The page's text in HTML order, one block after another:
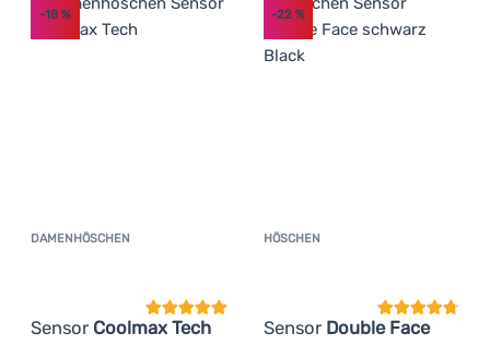
DAMENHÖSCHEN
Sensor Coolmax Tech
Kundenbewertung
-18 %
HÖSCHEN
Sensor Double Face
-22%